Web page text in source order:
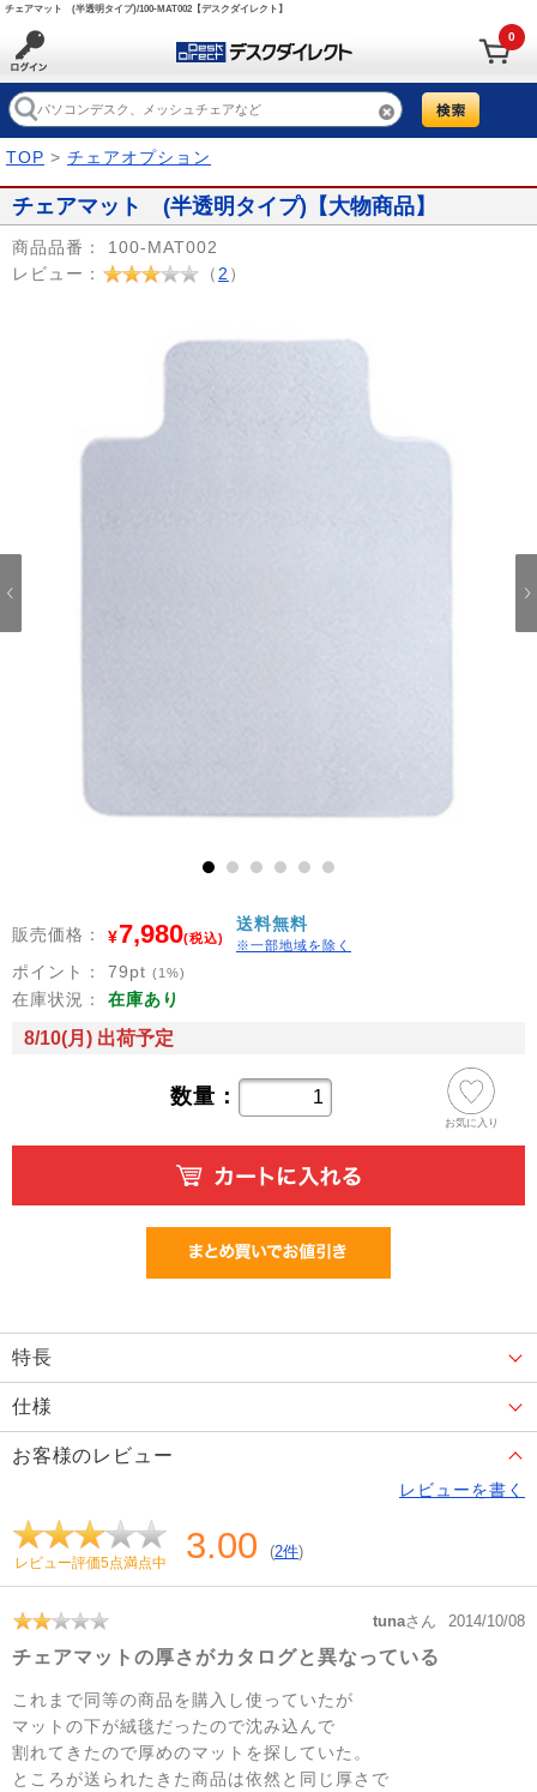
チェアマット (半透明タイプ)/100-MAT002【デスクダイレクト】
0
TOP > チェアオプション
チェアマット (半透明タイプ)【大物商品】
商品品番：
100-MAT002
レビュー：
（ 2 ）
販売価格： ¥7,980(税込)
送料無料
※一部地域を除く
ポイント： 79pt (1%)
在庫状況： 在庫あり
8/10(月) 出荷予定
数量：
お気に入り
特長
仕様
お客様のレビュー
レビューを書く
レビュー評価5点満点中 3.00 (2件)
tunaさん 2014/10/08
チェアマットの厚さがカタログと異なっている
これまで同等の商品を購入し使っていたが
マットの下が絨毯だったので沈み込んで
割れてきたので厚めのマットを探していた。
ところが送られたきた商品は依然と同じ厚さで